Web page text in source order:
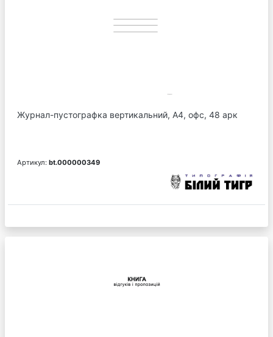
Журнал-пустографка вертикальний, А4, офс, 48 арк
Артикул: bt.000000349